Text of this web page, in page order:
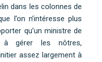
dans les colonnes de
l’on n’intéresse plus
qu’un ministre de
à gérer les nôtres,
assez largement à